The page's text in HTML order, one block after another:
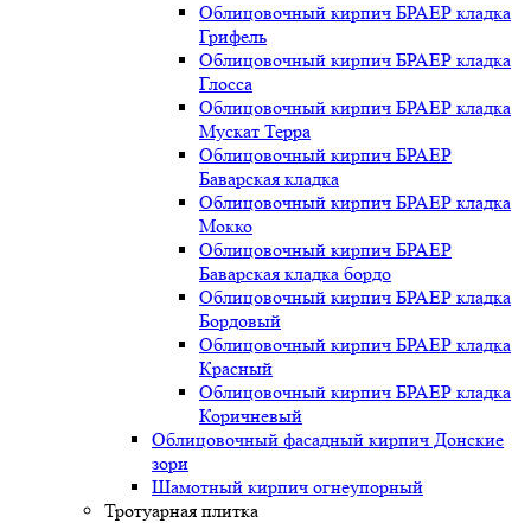
Облицовочный кирпич БРАЕР кладка
Грифель
Облицовочный кирпич БРАЕР кладка
Глосса
Облицовочный кирпич БРАЕР кладка
Мускат Терра
Облицовочный кирпич БРАЕР
Баварская кладка
Облицовочный кирпич БРАЕР кладка
Мокко
Облицовочный кирпич БРАЕР
Баварская кладка бордо
Облицовочный кирпич БРАЕР кладка
Бордовый
Облицовочный кирпич БРАЕР кладка
Красный
Облицовочный кирпич БРАЕР кладка
Коричневый
Облицовочный фасадный кирпич Донские
зори
Шамотный кирпич огнеупорный
Тротуарная плитка